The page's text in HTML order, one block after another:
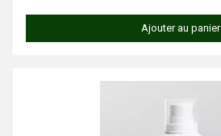
Ajouter au panier